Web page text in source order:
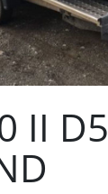
II D5